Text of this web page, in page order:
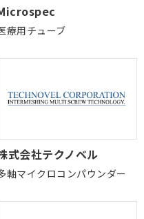
療用チューブ
式会社テクノベル
軸マイクロコンパウンダー